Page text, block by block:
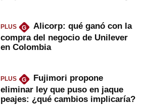
PLUS G
Alicorp: qué ganó con la
compra del negocio de Unilever
en Colombia
PLUS G
Fujimori propone
eliminar ley que puso en jaque
peajes: ¿qué cambios implicaría?